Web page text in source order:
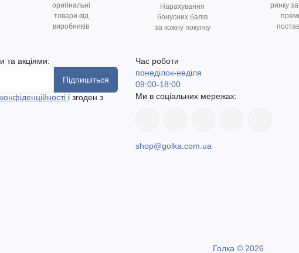
оригінальні
товари від
виробників
Нарахування
бонусних балів
за кожну покупку
ринку
та акціями:
Підпишіться
і згоден з
Час роботи
понеділок-неділя
09:00-18:00
Ми в соціальних мережах:
shop@golka.com.ua
Голка © 2026